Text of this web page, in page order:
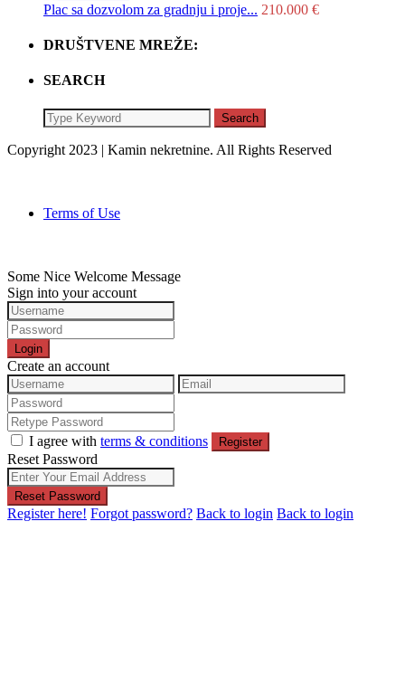
Plac sa dozvolom za gradnju i proje... 210.000 €
DRUŠTVENE MREŽE:
SEARCH
Search
Copyright 2023 | Kamin nekretnine. All Rights Reserved
Terms of Use
Some Nice Welcome Message
Sign into your account
Login
Create an account
I agree with terms & conditions Register
Reset Password
Reset Password
Register here! Forgot password? Back to login Back to login